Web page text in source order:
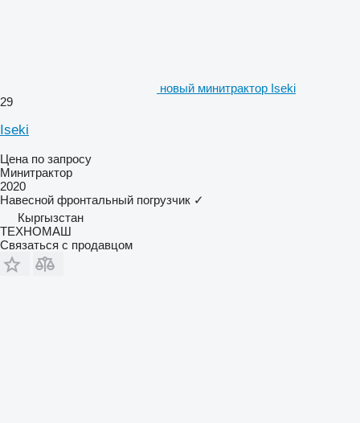
новый минитрактор Iseki
29
Iseki
Цена по запросу
Минитрактор
2020
Навесной фронтальный погрузчик ✓
Кыргызстан
ТЕХНОМАШ
Связаться с продавцом